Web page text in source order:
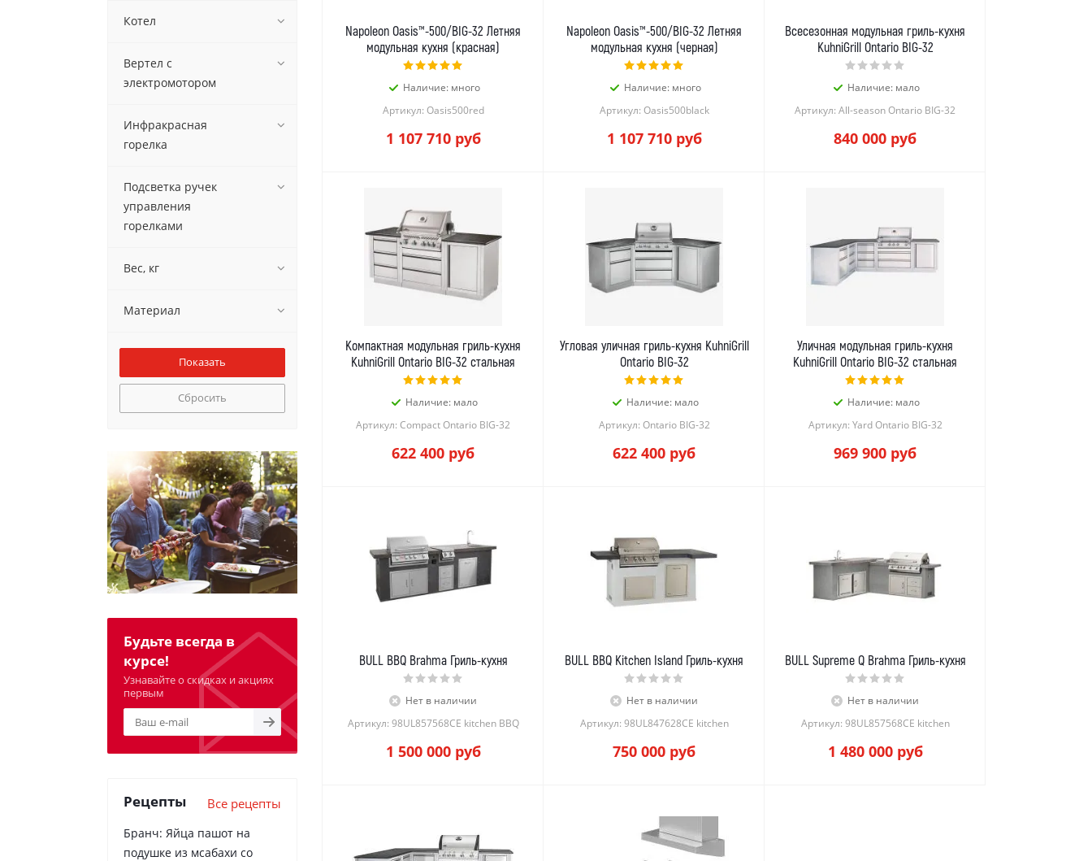
Napoleon Oasis™-500/BIG-32 Летняя
модульная кухня (красная)
Наличие: много
Артикул: Oasis500red
1 107 710руб
Napoleon Oasis™-500/BIG-32 Летняя
модульная кухня (черная)
Наличие: много
Артикул: Oasis500black
1 107 710руб
Всесезонная модульная гриль-кухня
KuhniGrill Ontario BIG-32
Наличие: мало
Артикул: All-season Ontario BIG-32
840 000 руб
Компактная модульная гриль-кухня
KuhniGrill Ontario BIG-32 стальная
Наличие: мало
Артикул: Compact Ontario BIG-32
622 400 руб
Угловая уличная гриль-кухня KuhniGrill
Ontario BIG-32
Наличие: мало
Артикул: Ontario BIG-32
622 400 руб
Уличная модульная гриль-кухня
KuhniGrill Ontario BIG-32 стальная
Наличие: мало
Артикул: Yard Ontario BIG-32
969 900 руб
BULL BBQ Brahma Гриль-кухня
Нет в наличии
Артикул: 98UL857568CE kitchen BBQ
1 500 000руб
BULL BBQ Kitchen Island Гриль-кухня
Нет в наличии
Артикул: 98UL847628CE kitchen
750 000 руб
BULL Supreme Q Brahma Гриль-кухня
Нет в наличии
Артикул: 98UL857568CE kitchen
1 480 000руб
Котел
Вертел с
электромотором
Инфракрасная
горелка
Подсветка ручек
управления
горелками
Вес, кг
Материал
Сбросить
Будьте всегда в
курсе!
Узнавайте о скидках и акциях
первым
Рецепты Все рецепты
Бранч: Яйца пашот на
подушке из мсабахи со